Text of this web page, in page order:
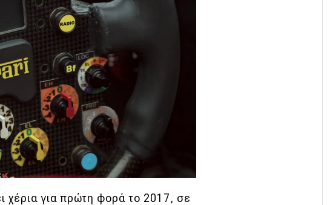
χέρια για πρώτη φορά το 2017, σε